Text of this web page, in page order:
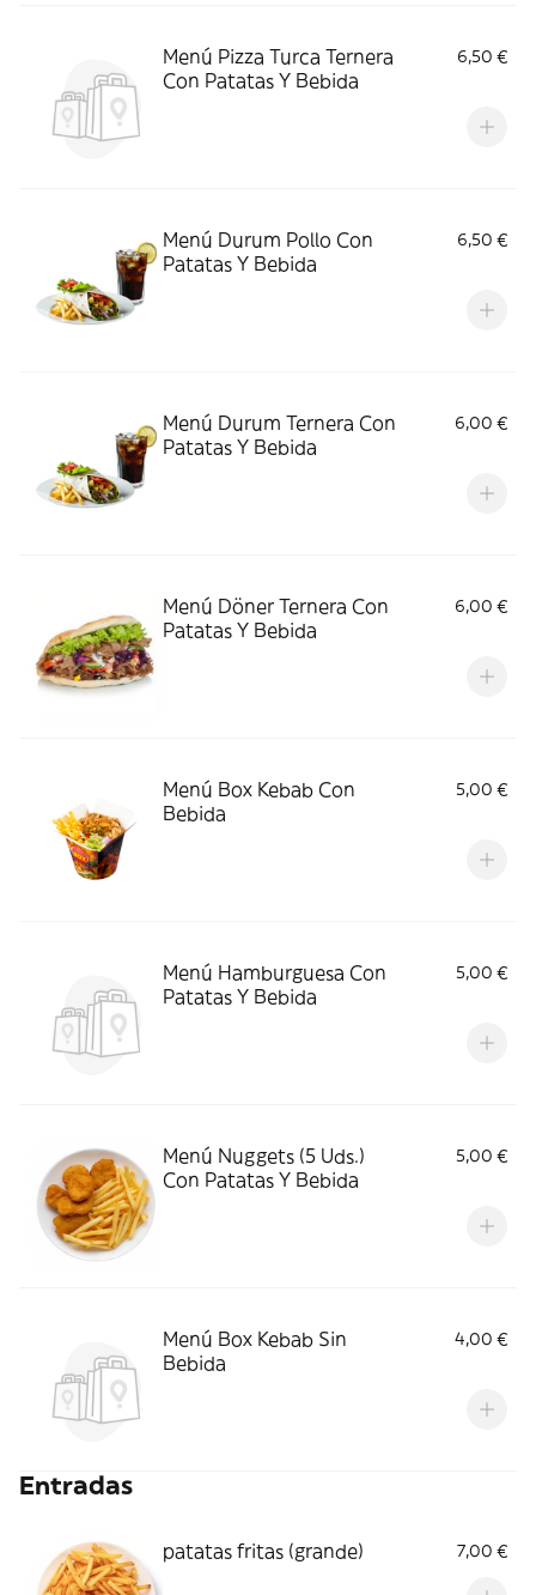
Menú Pizza Turca Ternera
Con Patatas Y Bebida
6,50 €
Menú Durum Pollo Con
Patatas Y Bebida
6,50 €
Menú Durum Ternera Con
Patatas Y Bebida
6,00 €
Menú Döner Ternera Con
Patatas Y Bebida
6,00 €
Menú Box Kebab Con
Bebida
5,00 €
Menú Hamburguesa Con
Patatas Y Bebida
5,00 €
Menú Nuggets (5 Uds.)
Con Patatas Y Bebida
5,00 €
Menú Box Kebab Sin
Bebida
4,00 €
Entradas
patatas fritas (grande) 7,00 €